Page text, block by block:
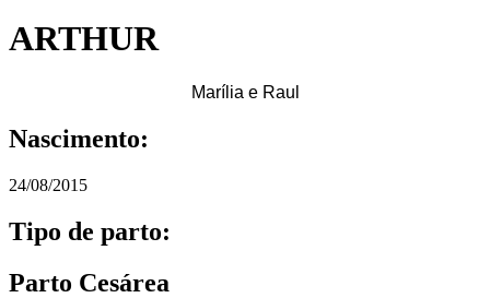
ARTHUR
Marília e Raul
Nascimento:
24/08/2015
Tipo de parto:
Parto Cesárea